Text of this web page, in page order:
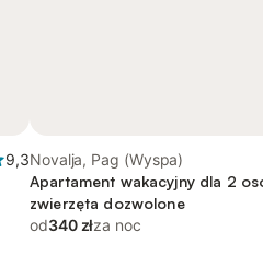
9,3Novalja, Pag (Wyspa)
Apartament wakacyjny dla 2
zwierzęta dozwolone
od340 złza noc